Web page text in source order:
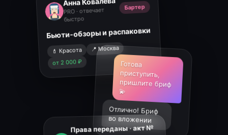
PRO · отвечает
быстро
Бартер
Бьюти-обзоры и распаковки
💄 Красота 📍 Москва
от 2 000 ₽ Готова
приступить,
пришлите бриф
💫
Отлично! Бриф
во вложении
Права переданы · акт №